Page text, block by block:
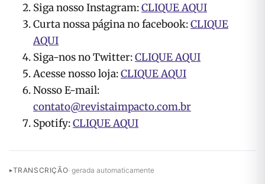
Siga nosso Instagram:CLIQUE AQUI
Curta nossa página no facebook:CLIQUE
AQUI
Siga-nos no Twitter:CLIQUE AQUI
Acesse nosso loja:CLIQUE AQUI
Nosso E-mail:
contato@revistaimpacto.com.br
Spotify:CLIQUE AQUI
TRANSCRIÇÃO· gerada automaticamente